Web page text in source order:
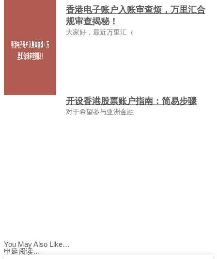
香港电子账户入账审查烦，万里汇合
规审查揭秘！
大家好，最近万里汇（
开设香港股票账户指南：简易步骤
对于希望参与亚洲金融
You May Also Like…
申延阅读…